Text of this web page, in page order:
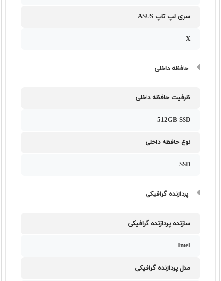
سری لپ تاپ ASUS
X
حافظه داخلی
ظرفیت حافظه داخلی
512GB SSD
نوع حافظه داخلی
SSD
پردازنده گرافیکی
سازنده پردازنده گرافیکی
Intel
مدل پردازنده گرافیکی